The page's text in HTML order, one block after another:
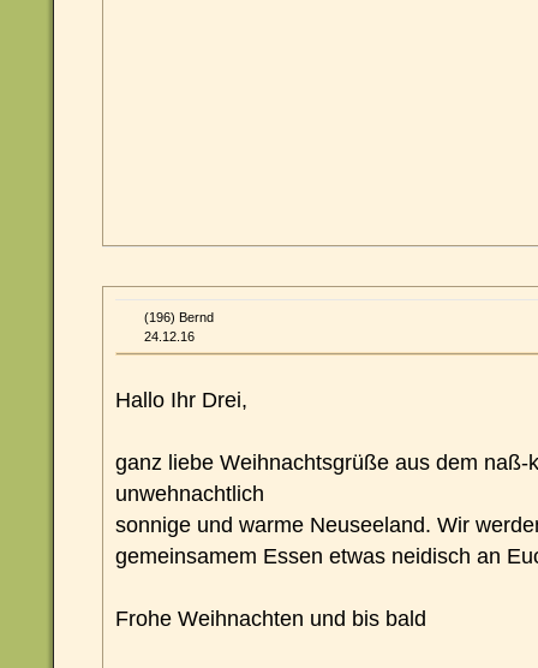
(196) Bernd
24.12.16
Hallo Ihr Drei,
ganz liebe Weihnachtsgrüße aus dem naß-
unwehnachtlich
sonnige und warme Neuseeland. Wir
gemeinsamem Essen etwas neidisch an
Frohe Weihnachten und bis bald